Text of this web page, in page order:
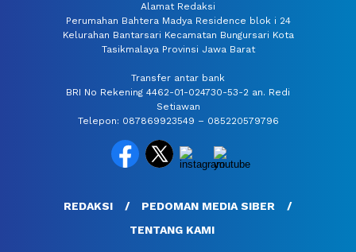
Alamat Redaksi
Perumahan Bahtera Madya Residence blok i 24
Kelurahan Bantarsari Kecamatan Bungursari Kota
Tasikmalaya Provinsi Jawa Barat
Transfer antar bank
BRI No Rekening 4462-01-024730-53-2 an. Redi
Setiawan
Telepon: 087869923549 – 085220579796
REDAKSI
PEDOMAN MEDIA SIBER
TENTANG KAMI